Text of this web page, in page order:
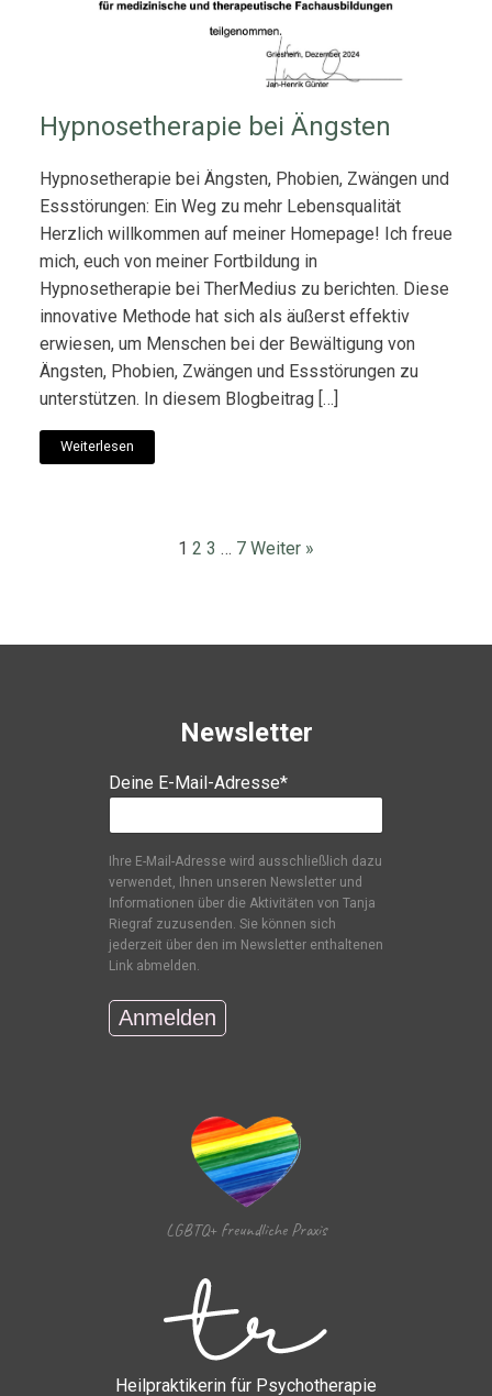
Hypnosetherapie bei Ängsten
Hypnosetherapie bei Ängsten, Phobien, Zwängen und
Essstörungen: Ein Weg zu mehr Lebensqualität
Herzlich willkommen auf meiner Homepage! Ich freue
mich, euch von meiner Fortbildung in
Hypnosetherapie bei TherMedius zu berichten. Diese
innovative Methode hat sich als äußerst effektiv
erwiesen, um Menschen bei der Bewältigung von
Ängsten, Phobien, Zwängen und Essstörungen zu
unterstützen. In diesem Blogbeitrag […]
Weiterlesen
1 2 3 … 7 Weiter »
Newsletter
Deine E-Mail-Adresse*
Ihre E-Mail-Adresse wird ausschließlich dazu
verwendet, Ihnen unseren Newsletter und
Informationen über die Aktivitäten von Tanja
Riegraf zuzusenden. Sie können sich
jederzeit über den im Newsletter enthaltenen
Link abmelden.
Heilpraktikerin für Psychotherapie
LGBTQ+ freundliche Praxis